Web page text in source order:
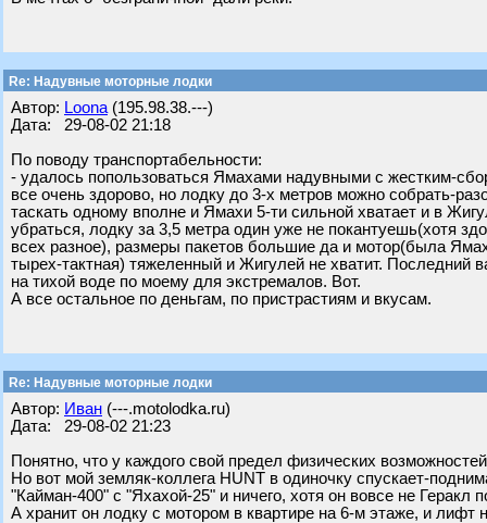
Re: Надувные моторные лодки
Автор: Loona (195.98.38.---)
Дата: 29-08-02 21:18
По поводу транспортабельности:
- удалось попользоваться Ямахами надувными с жестким-
все очень здорово, но лодку до 3-х метров можно собрать-
таскать одному вполне и Ямахи 5-ти сильной хватает и в
убраться, лодку за 3,5 метра один уже не покантуешь(хотя
всех разное), размеры пакетов большие да и мотор(была
тырех-тактная) тяжеленный и Жигулей не хватит. Последний
на тихой воде по моему для экстремалов. Вот.
А все остальное по деньгам, по пристрастиям и вкусам.
Re: Надувные моторные лодки
Автор: Иван (---.motolodka.ru)
Дата: 29-08-02 21:23
Понятно, что у каждого свой предел физических
Но вот мой земляк-коллега HUNT в одиночку спускает-
"Кайман-400" с "Яхахой-25" и ничего, хотя он вовсе не Геракл
А хранит он лодку с мотором в квартире на 6-м этаже, и лифт